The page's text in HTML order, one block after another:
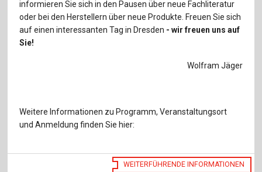
Sprache / Language: DE Sprache / Language: EN
informieren Sie sich in den Pausen über neue Fachliteratur
oder bei den Herstellern über neue Produkte. Freuen Sie sich
auf einen interessanten Tag in Dresden - wir freuen uns auf
Sie!
Wolfram Jäger
Weitere Informationen zu Programm, Veranstaltungsort
und Anmeldung finden Sie hier:
WEITERFÜHRENDE INFORMATIONEN